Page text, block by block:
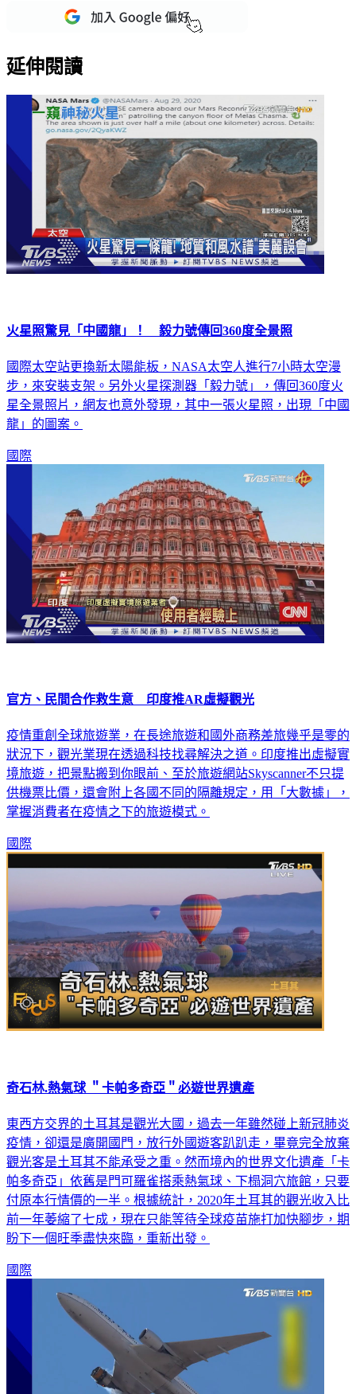
延伸閱讀
火星照驚見「中國龍」！ 毅力號傳回360度全景照
國際太空站更換新太陽能板，NASA太空人進行7小時太空漫
步，來安裝支架。另外火星探測器「毅力號」，傳回360度火
星全景照片，網友也意外發現，其中一張火星照，出現「中國
龍」的圖案。
國際
官方、民間合作救生意 印度推AR虛擬觀光
疫情重創全球旅遊業，在長途旅遊和國外商務差旅幾乎是零的
狀況下，觀光業現在透過科技找尋解決之道。印度推出虛擬實
境旅遊，把景點搬到你眼前、至於旅遊網站Skyscanner不只提
供機票比價，還會附上各國不同的隔離規定，用「大數據」，
掌握消費者在疫情之下的旅遊模式。
國際
奇石林.熱氣球 ＂卡帕多奇亞＂必遊世界遺產
東西方交界的土耳其是觀光大國，過去一年雖然碰上新冠肺炎
疫情，卻還是廣開國門，放行外國遊客趴趴走，畢竟完全放棄
觀光客是土耳其不能承受之重。然而境內的世界文化遺產「卡
帕多奇亞」依舊是門可羅雀搭乘熱氣球、下榻洞穴旅館，只要
付原本行情價的一半。根據統計，2020年土耳其的觀光收入比
前一年萎縮了七成，現在只能等待全球疫苗施打加快腳步，期
盼下一個旺季盡快來臨，重新出發。
國際